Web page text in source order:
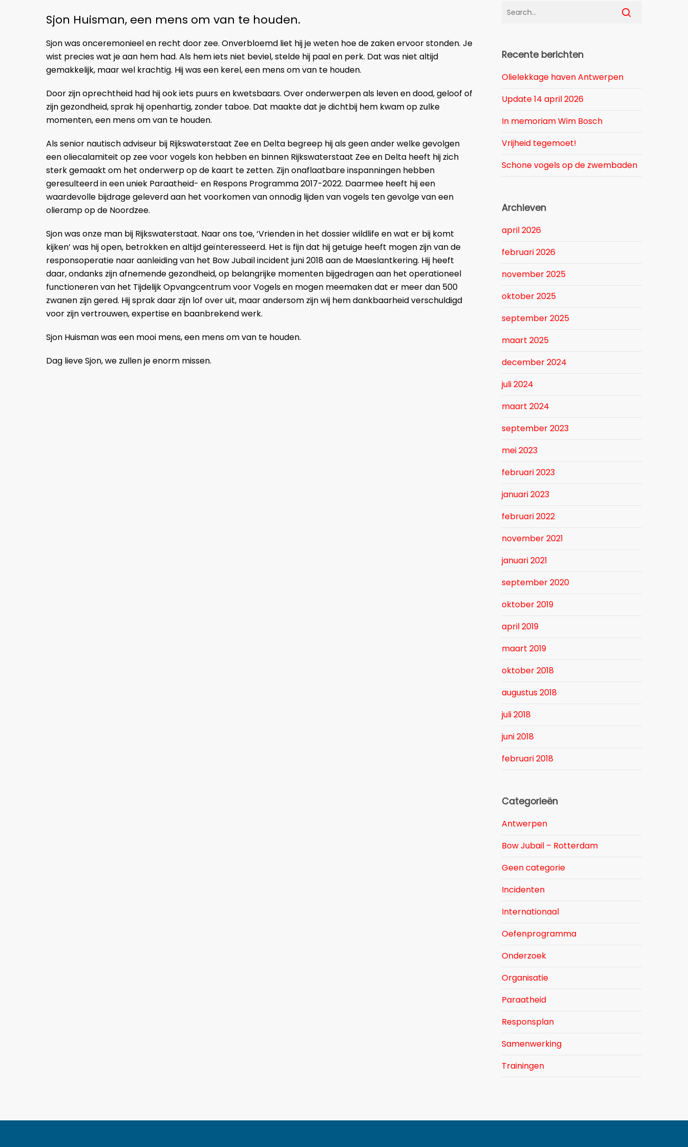
Sjon Huisman, een mens om van te houden.
Sjon was onceremonieel en recht door zee. Onverbloemd liet hij je weten hoe de zaken ervoor stonden. Je
wist precies wat je aan hem had. Als hem iets niet beviel, stelde hij paal en perk. Dat was niet altijd
gemakkelijk, maar wel krachtig. Hij was een kerel, een mens om van te houden.
Door zijn oprechtheid had hij ook iets puurs en kwetsbaars. Over onderwerpen als leven en dood, geloof of
zijn gezondheid, sprak hij openhartig, zonder taboe. Dat maakte dat je dichtbij hem kwam op zulke
momenten, een mens om van te houden.
Als senior nautisch adviseur bij Rijkswaterstaat Zee en Delta begreep hij als geen ander welke gevolgen
een oliecalamiteit op zee voor vogels kon hebben en binnen Rijkswaterstaat Zee en Delta heeft hij zich
sterk gemaakt om het onderwerp op de kaart te zetten. Zijn onaflaatbare inspanningen hebben
geresulteerd in een uniek Paraatheid- en Respons Programma 2017-2022. Daarmee heeft hij een
waardevolle bijdrage geleverd aan het voorkomen van onnodig lijden van vogels ten gevolge van een
olieramp op de Noordzee.
Sjon was onze man bij Rijkswaterstaat. Naar ons toe, ‘Vrienden in het dossier wildlife en wat er bij komt
kijken’ was hij open, betrokken en altijd geïnteresseerd. Het is fijn dat hij getuige heeft mogen zijn van de
responsoperatie naar aanleiding van het Bow Jubail incident juni 2018 aan de Maeslantkering. Hij heeft
daar, ondanks zijn afnemende gezondheid, op belangrijke momenten bijgedragen aan het operationeel
functioneren van het Tijdelijk Opvangcentrum voor Vogels en mogen meemaken dat er meer dan 500
zwanen zijn gered. Hij sprak daar zijn lof over uit, maar andersom zijn wij hem dankbaarheid verschuldigd
voor zijn vertrouwen, expertise en baanbrekend werk.
Sjon Huisman was een mooi mens, een mens om van te houden.
Dag lieve Sjon, we zullen je enorm missen.
Recente berichten
Olielekkage haven Antwerpen
Update 14 april 2026
In memoriam Wim Bosch
Vrijheid tegemoet!
Schone vogels op de zwembaden
Archieven
april 2026
februari 2026
november 2025
oktober 2025
september 2025
maart 2025
december 2024
juli 2024
maart 2024
september 2023
mei 2023
februari 2023
januari 2023
februari 2022
november 2021
januari 2021
september 2020
oktober 2019
april 2019
maart 2019
oktober 2018
augustus 2018
juli 2018
juni 2018
februari 2018
Categorieën
Antwerpen
Bow Jubail – Rotterdam
Geen categorie
Incidenten
Internationaal
Oefenprogramma
Onderzoek
Organisatie
Paraatheid
Responsplan
Samenwerking
Trainingen